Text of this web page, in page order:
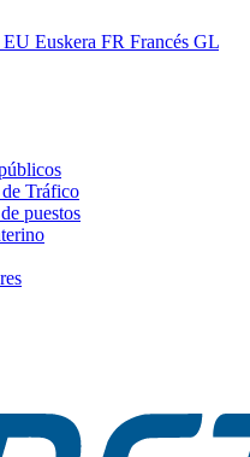
EU Euskera FR Francés GL
Tráfico
puestos